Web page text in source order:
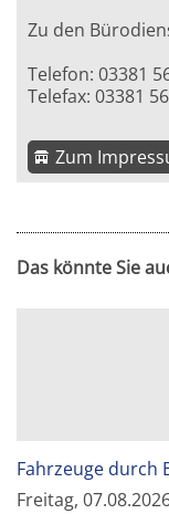
Zu den
Telefon: 03381
Telefax: 03381
Zum
Das könnte Sie
Fahrzeuge durch
Freitag,